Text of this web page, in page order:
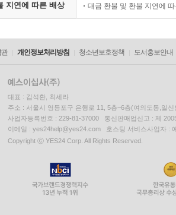
지연에 따른 배상 대금 환불 및 환불 지연에
관 개인정보처리방침 청소년보호정책 도서홍보안내
대표 : 김석환, 최세라
주소 : 서울시 영등포구 은행로 11, 5층~6층(여의도동,일신
사업자등록번호 : 229-81-37000 통신판매업신고 : 제
이메일 : yes24help@yes24.com 호스팅 서비스사업자 :
Copyright ⓒ YES24 Corp. All Rights Reserved.